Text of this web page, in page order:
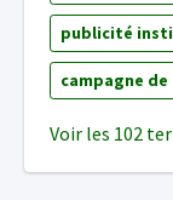
publicité
campagne
Voir les 102